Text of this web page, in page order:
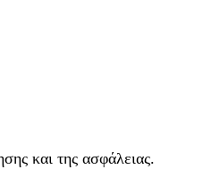
και της ασφάλειας.